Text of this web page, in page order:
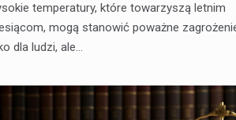
temperatury, które towarzyszą letnim
mogą stanowić poważne
dla ludzi, ale…